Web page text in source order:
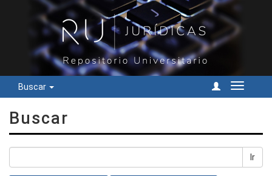
Buscar
Cambiar
Buscar
Ir